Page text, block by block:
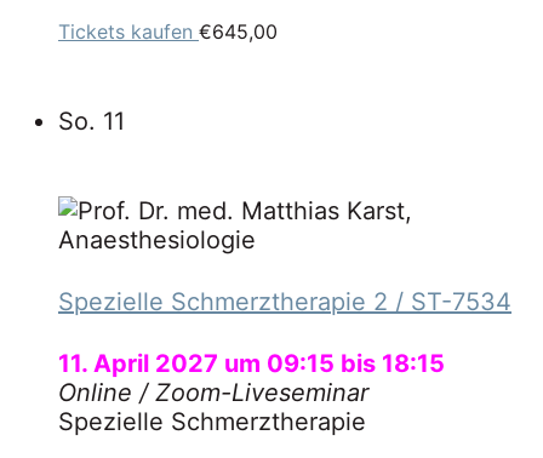
Tickets kaufen €645,00
So. 11
Spezielle Schmerztherapie 2 / ST-7534
11. April 2027 um 09:15 bis 18:15
Online / Zoom-Liveseminar
Spezielle Schmerztherapie